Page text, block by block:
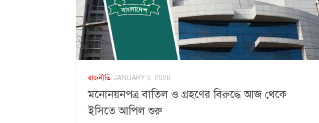
রাজনীতি JANUARY 5, 2026
মনোনয়নপত্র বাতিল ও গ্রহণের বিরুদ্ধে আজ থেকে
ইসিতে আপিল শুরু